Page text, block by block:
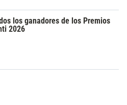
los ganadores de los Premios
2026